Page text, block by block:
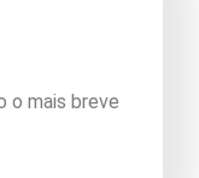
o mais breve